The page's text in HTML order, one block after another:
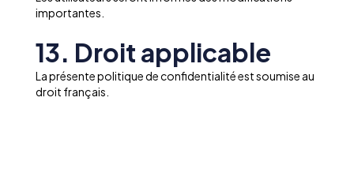
importantes.
13. Droit applicable
La présente politique de confidentialité est soumise au
droit français.